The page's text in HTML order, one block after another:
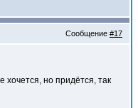
Сообщение #17
но придётся, так